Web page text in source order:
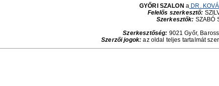
GYŐRI SZALON a DR.
Felelős szerkesztő:
Szerkesztők: SZABÓ
Szerkesztőség: 9021 Győr,
Szerzői jogok: az oldal teljes tartalmát